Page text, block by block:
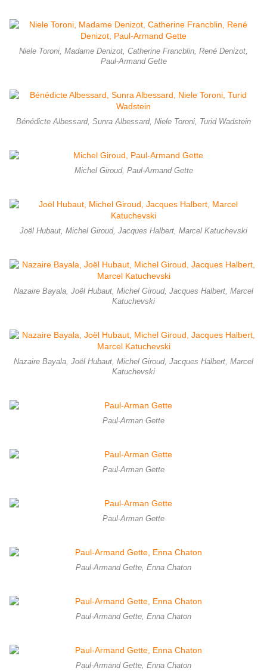
Niele Toroni, Madame Denizot, Catherine Francblin, René Denizot,
Paul-Armand Gette
Bénédicte Albessard, Sunra Albessard, Niele Toroni, Turid Wadstein
Michel Giroud, Paul-Armand Gette
Joël Hubaut, Michel Giroud, Jacques Halbert, Marcel Katuchevski
Nazaire Bayala, Joël Hubaut, Michel Giroud, Jacques Halbert, Marcel
Katuchevski
Nazaire Bayala, Joël Hubaut, Michel Giroud, Jacques Halbert, Marcel
Katuchevski
Paul-Arman Gette
Paul-Arman Gette
Paul-Arman Gette
Paul-Armand Gette, Enna Chaton
Paul-Armand Gette, Enna Chaton
Paul-Armand Gette, Enna Chaton